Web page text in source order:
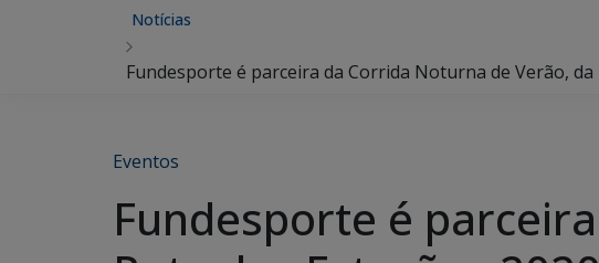
Notícias
Fundesporte é parceira da Corrida Noturna de Verão, da
Eventos
Fundesporte é